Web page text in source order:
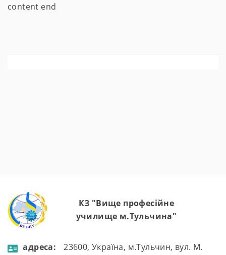
content end
КЗ "Вище професійне
училище м.Тульчина"
aдресa:
23600, Україна, м.Тульчин, вул. М.